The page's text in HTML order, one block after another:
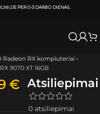
PER0-3 DARBO DIENAS.
Radeon RX kompiuteriai ›
9070 XT 16GB
€ Atsiliepimai
0 atsiliepimai